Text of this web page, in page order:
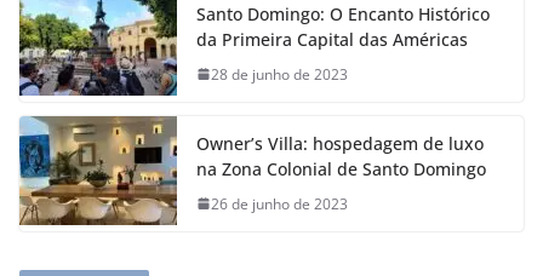
Santo Domingo: O Encanto Histórico
da Primeira Capital das Américas
28 de junho de 2023
Owner’s Villa: hospedagem de luxo
na Zona Colonial de Santo Domingo
26 de junho de 2023